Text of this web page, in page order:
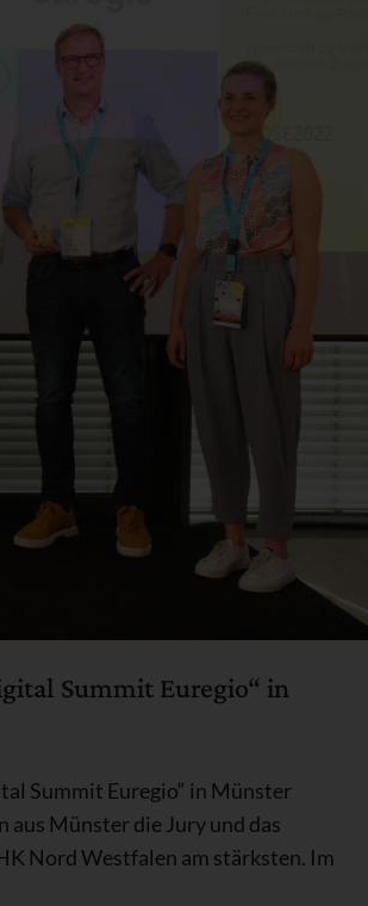
Summit Euregio“ in
Summit Euregio“ in Münster
Münster die Jury und das
Nord Westfalen am stärksten. Im